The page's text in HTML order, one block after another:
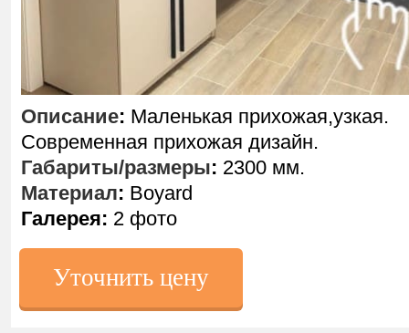
Описание: Маленькая прихожая,узкая.
Современная прихожая дизайн.
Габариты/размеры: 2300 мм.
Материал: Boyard
Галерея: 2 фото
Уточнить цену